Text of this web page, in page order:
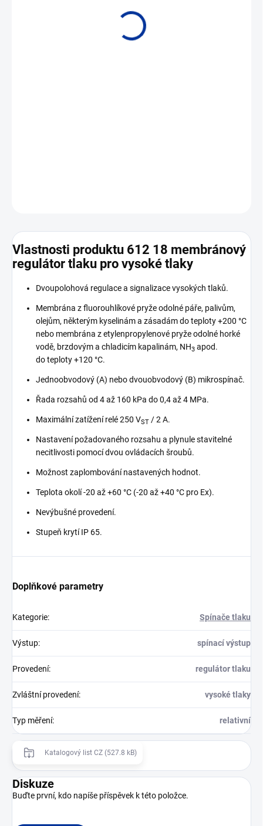
Vlastnosti produktu 612 18 membránový
regulátor tlaku pro vysoké tlaky
Dvoupolohová regulace a signalizace vysokých tlaků.
Membrána z fluorouhlíkové pryže odolné páře, palivům,
olejům, některým kyselinám a zásadám do teploty +200 °C
nebo membrána z etylenpropylenové pryže odolné horké
vodě, brzdovým a chladicím kapalinám, NH3 apod.
do teploty +120 °C.
Jednoobvodový (A) nebo dvouobvodový (B) mikrospínač.
Řada rozsahů od 4 až 160 kPa do 0,4 až 4 MPa.
Maximální zatížení relé 250 VST / 2 A.
Nastavení požadovaného rozsahu a plynule stavitelné
necitlivosti pomocí dvou ovládacích šroubů.
Možnost zaplombování nastavených hodnot.
Teplota okolí -20 až +60 °C (-20 až +40 °C pro Ex).
Nevýbušné provedení.
Stupeň krytí IP 65.
Doplňkové parametry
Kategorie: Spínače tlaku
Výstup: spínací výstup
Provedení: regulátor tlaku
Zvláštní provedení: vysoké tlaky
Typ měření: relativní
Katalogový list CZ (527.8 kB)
Diskuze
Buďte první, kdo napíše příspěvek k této položce.